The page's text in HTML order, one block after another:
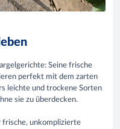
Seine frische
perfekt mit dem zarten
leichte und trockene Sorten
sie zu überdecken.
frische, unkomplizierte